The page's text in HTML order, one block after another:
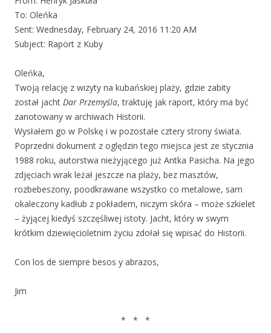
To: Oleńka
Sent: Wednesday, February 24, 2016 11:20 AM
Subject: Raport z Kuby
Oleńka,
Twoją relację z wizyty na kubańskiej plaży, gdzie zabity
został jacht Dar Przemyśla, traktuję jak raport, który ma być
zanotowany w archiwach Historii.
Wysłałem go w Polskę i w pozostałe cztery strony świata.
Poprzedni dokument z oględzin tego miejsca jest ze stycznia
1988 roku, autorstwa nieżyjącego już Antka Pasicha. Na jego
zdjęciach wrak leżał jeszcze na plaży, bez masztów,
rozbebeszony, poodkrawane wszystko co metalowe, sam
okaleczony kadłub z pokładem, niczym skóra – może szkielet
– żyjącej kiedyś szczęśliwej istoty. Jacht, który w swym
krótkim dziewięcioletnim życiu zdołał się wpisać do Historii.
Con los de siempre besos y abrazos,
Jim
* * *